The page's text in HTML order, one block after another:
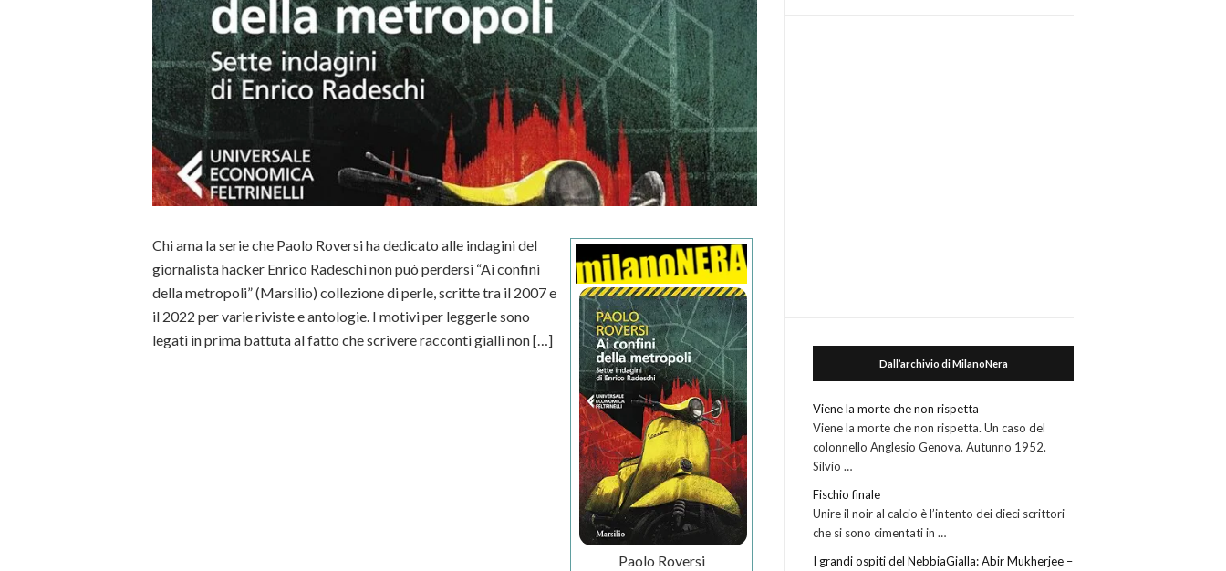
Paolo Roversi
Chi ama la serie che Paolo Roversi ha dedicato alle indagini del
giornalista hacker Enrico Radeschi non può perdersi “Ai confini
della metropoli” (Marsilio) collezione di perle, scritte tra il 2007 e
il 2022 per varie riviste e antologie. I motivi per leggerle sono
legati in prima battuta al fatto che scrivere racconti gialli non […]
Dall’archivio di MilanoNera
Viene la morte che non rispetta
Viene la morte che non rispetta. Un caso del
colonnello Anglesio Genova. Autunno 1952.
Silvio …
Fischio finale
Unire il noir al calcio è l’intento dei dieci scrittori
che si sono cimentati in …
I grandi ospiti del NebbiaGialla: Abir Mukherjee –